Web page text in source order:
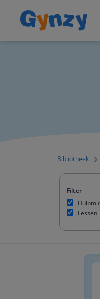
Bibliotheek
Filter
Lessen